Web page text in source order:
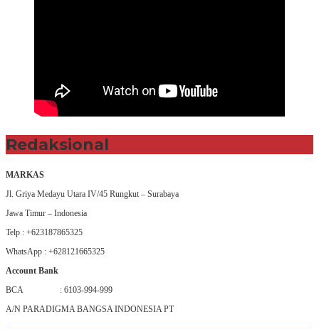
Redaksional
MARKAS
Jl. Griya Medayu Utara IV/45 Rungkut – Surabaya
Jawa Timur – Indonesia
Telp : +623187865325
WhatsApp : +628121665325
Account Bank
BCA : 6103-994-999
A/N PARADIGMA BANGSA INDONESIA PT